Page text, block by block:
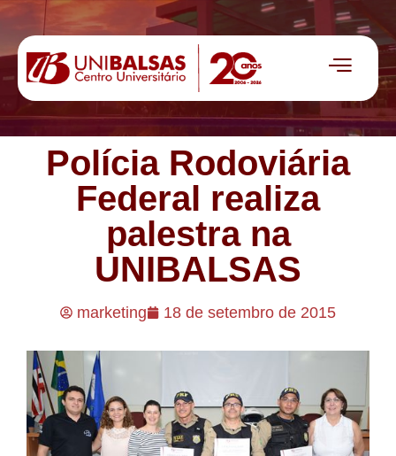
Polícia Rodoviária
Federal realiza
palestra na
UNIBALSAS
marketing 18 de setembro de 2015